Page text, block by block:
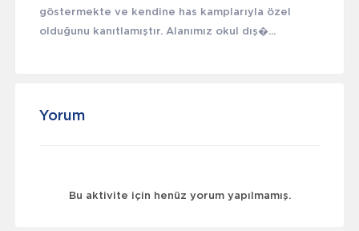
göstermekte ve kendine has kamplarıyla özel
olduğunu kanıtlamıştır. Alanımız okul dış�...
Yorum
Bu aktivite için henüz yorum yapılmamış.